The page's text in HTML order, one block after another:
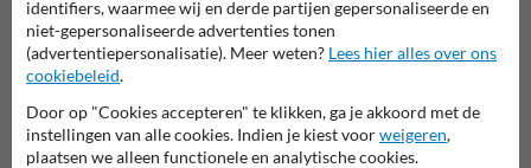
identifiers, waarmee wij en derde partijen gepersonaliseerde en
niet-gepersonaliseerde advertenties tonen
(advertentiepersonalisatie). Meer weten? Lees hier alles over ons
cookiebeleid.
Door op "Cookies accepteren" te klikken, ga je akkoord met de
instellingen van alle cookies. Indien je kiest voorweigeren,
plaatsen we alleen functionele en analytische cookies.